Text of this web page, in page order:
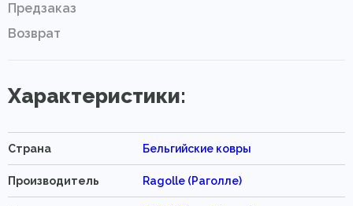
Предзаказ
Возврат
Характеристики:
Страна Бельгийские ковры
Производитель Ragolle (Раголле)